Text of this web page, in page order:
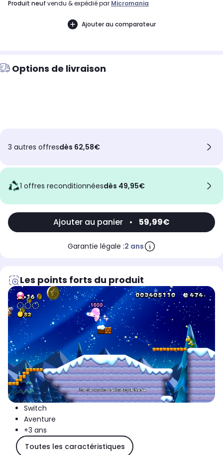
produit neuf vendu & expédié par Micromania
Ajouter au comparateur
Options de livraison
3 autres offresdès 62,58€
1 offres reconditionnées dès 49,95€
Ajouter au panier • 59,99€
Garantie légale :2 ans
Les points forts du produit
Switch
Aventure
+3 ans
Toutes les caractéristiques